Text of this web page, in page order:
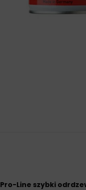
Pro-Line szybki